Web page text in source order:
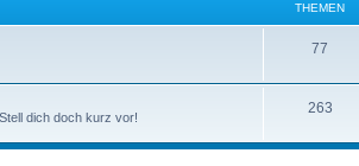
THEMEN
77
dich doch kurz vor!
263